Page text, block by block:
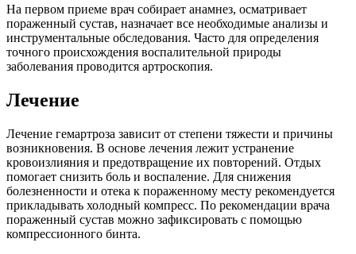
На первом приеме врач собирает анамнез, осматривает
пораженный сустав, назначает все необходимые анализы и
инструментальные обследования. Часто для определения
точного происхождения воспалительной природы
заболевания проводится артроскопия.
Лечение
Лечение гемартроза зависит от степени тяжести и причины
возникновения. В основе лечения лежит устранение
кровоизлияния и предотвращение их повторений. Отдых
помогает снизить боль и воспаление. Для снижения
болезненности и отека к пораженному месту рекомендуется
прикладывать холодный компресс. По рекомендации врача
пораженный сустав можно зафиксировать с помощью
компрессионного бинта.